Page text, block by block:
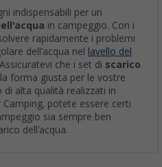
indispensabili per un
in campeggio. Con i
rapidamente i problemi
dell'acqua nel
lavello del
che i set di scarico
forma giusta per le vostre
di alta qualità realizzati in
potete essere certi
sia sempre ben
dell'acqua.